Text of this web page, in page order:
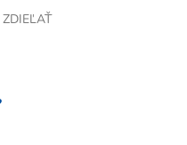
ZDIEĽAŤ